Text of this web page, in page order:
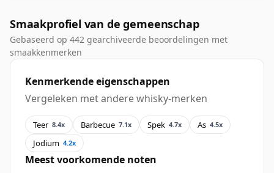
Smaakprofiel van de gemeenschap
Gebaseerd op 442 gearchiveerde beoordelingen met
smaakkenmerken
Kenmerkende eigenschappen
Vergeleken met andere whisky-merken
Teer 8.4x Barbecue 7.1x Spek 4.7x As 4.5x
Jodium 4.2x
Meest voorkomende noten